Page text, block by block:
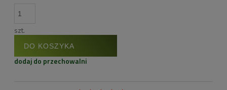
szt.
DO KOSZYKA
dodaj do przechowalni